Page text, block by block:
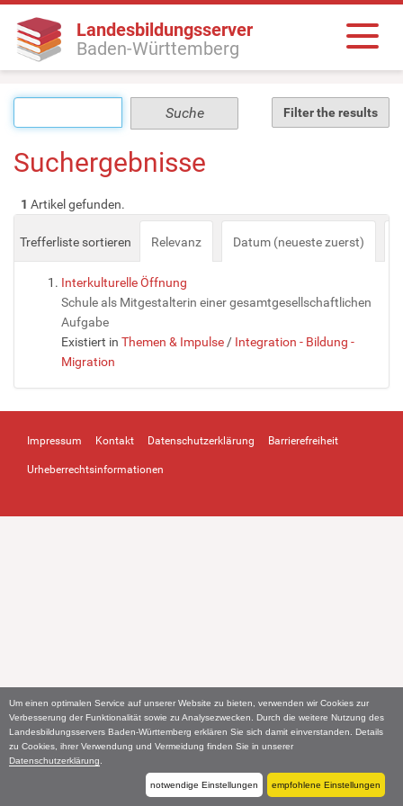
Um einen optimalen Service auf unserer Website zu bieten, verwenden wir Cookies zur
Verbesserung der Funktionalität sowie zu Analysezwecken. Durch die weitere Nutzung des
Landesbildungsservers Baden-Württemberg erklären Sie sich damit einverstanden. Details
zu Cookies, ihrer Verwendung und Vermeidung finden Sie in unserer
Datenschutzerklärung
notwendige Einstellungen empfohlene Einstellungen
Landesbildungsserver
Baden-Württemberg
Filter the results
Suchergebnisse
1 Artikel gefunden.
Trefferliste sortieren Relevanz Datum (neueste zuerst)
Interkulturelle Öffnung
Schule als Mitgestalterin einer gesamtgesellschaftlichen
Aufgabe
Existiert in Themen & Impulse / Integration - Bildung -
Migration
Impressum Kontakt Datenschutzerklärung Barrierefreiheit
Urheberrechtsinformationen